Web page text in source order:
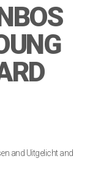
and Uitgelichtand